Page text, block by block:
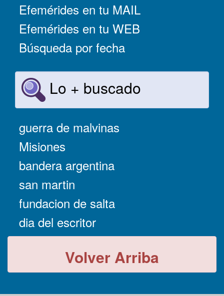
Efemérides en tu MAIL
Efemérides en tu WEB
Búsqueda por fecha
Lo + buscado
guerra de malvinas
Misiones
bandera argentina
san martin
fundacion de salta
dia del escritor
Volver Arriba